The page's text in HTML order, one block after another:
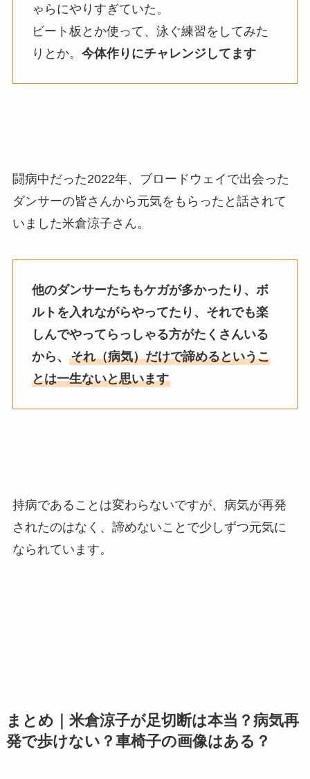
ゃらにやりすぎていた。
ビート板とか使って、泳ぐ練習をしてみた
りとか。 今体作りにチャレンジしてます
闘病中だった2022年、ブロードウェイで出会った
ダンサーの皆さんから元気をもらったと話されて
いました米倉涼子さん。
他のダンサーたちもケガが多かったり、ボ
ルトを入れながらやってたり、それでも楽
しんでやってらっしゃる方がたくさんいる
から、 それ（病気）だけで諦めるというこ
とは一生ないと思います
持病であることは変わらないですが、病気が再発
されたのはなく、諦めないことで少しずつ元気に
なられています。
まとめ｜米倉涼子が足切断は本当？病気再
発で歩けない？車椅子の画像はある？